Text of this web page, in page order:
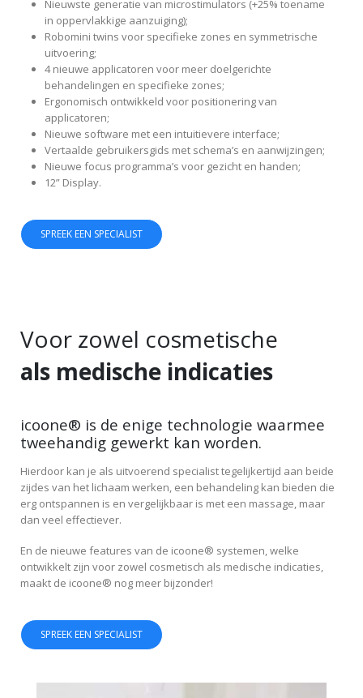
Nieuwste generatie van microstimulators (+25% toename
in oppervlakkige aanzuiging);
Robomini twins voor specifieke zones en symmetrische
uitvoering;
4 nieuwe applicatoren voor meer doelgerichte
behandelingen en specifieke zones;
Ergonomisch ontwikkeld voor positionering van
applicatoren;
Nieuwe software met een intuitievere interface;
Vertaalde gebruikersgids met schema’s en aanwijzingen;
Nieuwe focus programma’s voor gezicht en handen;
12” Display.
SPREEK EEN SPECIALIST
Voor zowel cosmetische
als medische indicaties
icoone® is de enige technologie waarmee
tweehandig gewerkt kan worden.
Hierdoor kan je als uitvoerend specialist tegelijkertijd aan beide
zijdes van het lichaam werken, een behandeling kan bieden die
erg ontspannen is en vergelijkbaar is met een massage, maar
dan veel effectiever.
En de nieuwe features van de icoone® systemen, welke
ontwikkelt zijn voor zowel cosmetisch als medische indicaties,
maakt de icoone® nog meer bijzonder!
SPREEK EEN SPECIALIST